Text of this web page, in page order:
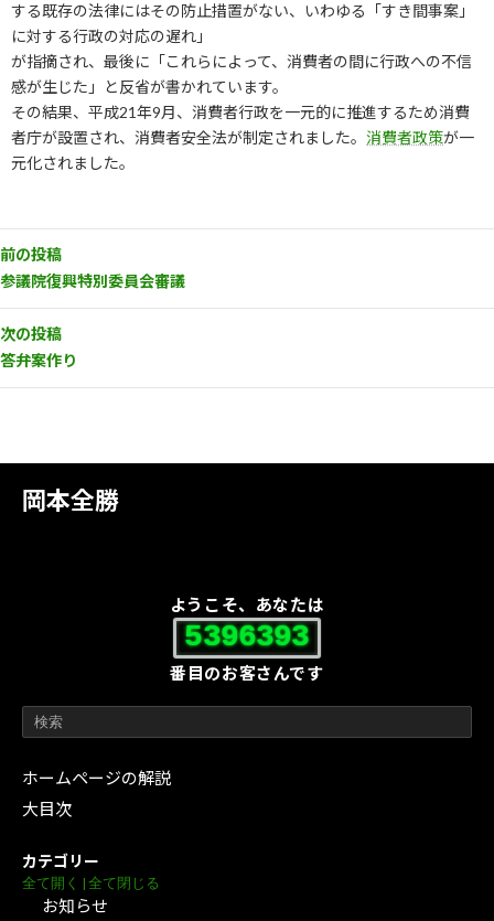
岡本全勝
ようこそ、あなたは
5396393
番目のお客さんです
ホームページの解説
大目次
カテゴリー
全て開く | 全て閉じる
お知らせ
する既存の法律にはその防止措置がない、いわゆる「すき間事案」
に対する行政の対応の遅れ」
が指摘され、最後に「これらによって、消費者の間に行政への不信
感が生じた」と反省が書かれています。
その結果、平成21年9月、消費者行政を一元的に推進するため消費
者庁が設置され、消費者安全法が制定されました。 消費者政策が一
元化されました。
前の投稿
参議院復興特別委員会審議
次の投稿
答弁案作り